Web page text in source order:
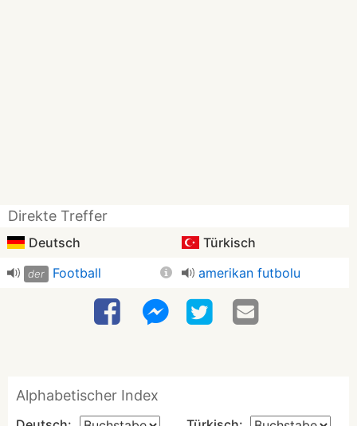
Direkte Treffer
Deutsch Türkisch
der Football amerikan futbolu
Alphabetischer Index